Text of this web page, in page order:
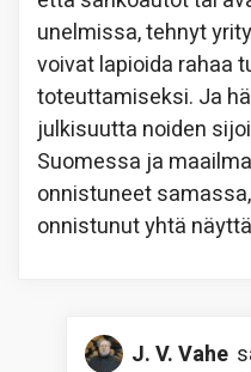
unelmissa, tehnyt
voivat lapioida rahaa
toteuttamiseksi. Ja
julkisuutta noiden
Suomessa ja
onnistuneet
onnistunut yhtä
J. V. Vahe